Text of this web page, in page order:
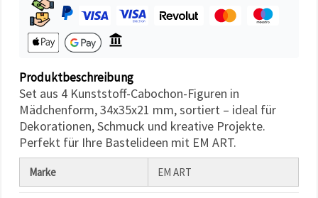
können Sie
jederzeit
ändern
widerrufen.
Datenschutzerklärung
Richtlinie
Alle
akzeptieren
Cookie-
Einstellungen
Produktbeschreibung
Set aus 4 Kunststoff-Cabochon-Figuren in
Mädchenform, 34x35x21 mm, sortiert – ideal für
Dekorationen, Schmuck und kreative Projekte.
Perfekt für Ihre Bastelideen mit EM ART.
Marke EM ART